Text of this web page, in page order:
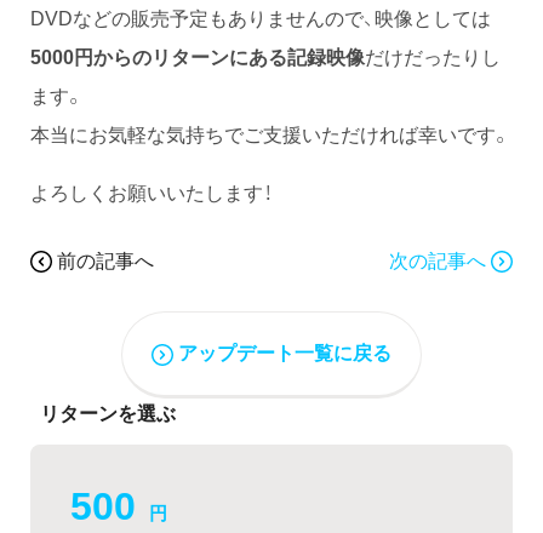
DVDなどの販売予定もありませんので、映像としては
5000円からのリターンにある記録映像だけだったりし
ます。
本当にお気軽な気持ちでご支援いただければ幸いです。
よろしくお願いいたします！
前の記事へ 次の記事へ
アップデート一覧に戻る
リターンを選ぶ
500 円